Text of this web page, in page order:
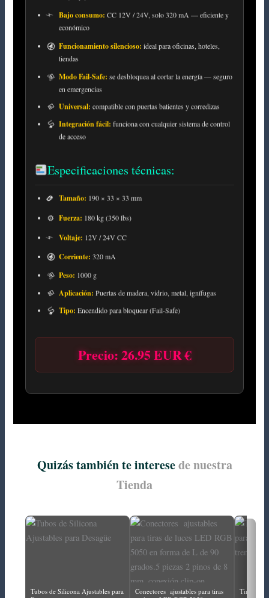
Bajo consumo: CC 12V / 24V, solo 320 mA — eficiente y
económico
Funcionamiento silencioso: ideal para oficinas, hoteles,
tiendas
Modo Fail-Safe: se desbloquea al cortar la energía — seguro
en emergencias
Universal: compatible con puertas batientes y corredizas
Integración fácil: funciona con cualquier sistema de control
de acceso
Especificaciones técnicas:
Tamaño: 190 × 33 × 33 mm
Fuerza: 180 kg (350 lbs)
Voltaje: 12V / 24V CC
Corriente: 320 mA
Peso: 1000 g
Aplicación: Puertas de madera, vidrio, metal, ignífugas
Tipo: Encendido para bloquear (Fail-Safe)
Precio: 26.95 EUR €
Quizás también te interesede nuestra
Tienda
Tubos de Silicona Ajustables para
Conectores ajustables para tiras
Tira